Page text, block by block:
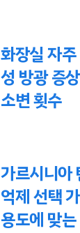
화장실 자
성 방광 증
소변 횟수
가르시니아
억제 선택
용도에 맞